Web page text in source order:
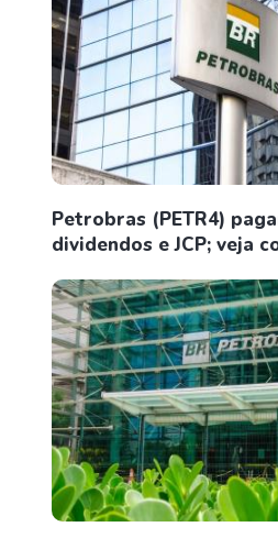
Petrobras (PETR4)
dividendos e JCP; veja